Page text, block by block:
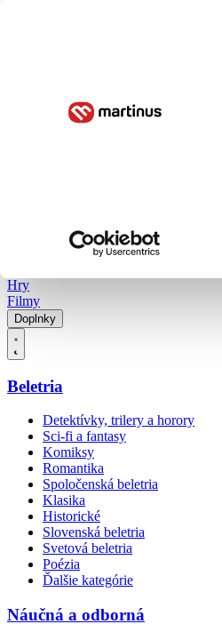
Hry
Filmy
Doplnky
Beletria
Detektívky, trilery a horory
Sci-fi a fantasy
Komiksy
Romantika
Spoločenská beletria
Klasika
Historické
Slovenská beletria
Svetová beletria
Poézia
Ďalšie kategórie
Náučná a odborná